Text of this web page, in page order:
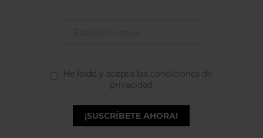
He leído y acepto las condiciones de
privacidad
¡SUSCRÍBETE AHORA!